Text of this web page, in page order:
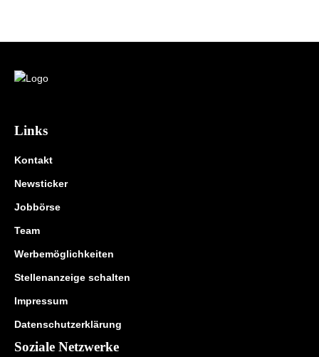
Links
Kontakt
Newsticker
Jobbörse
Team
Werbemöglichkeiten
Stellenanzeige schalten
Impressum
Datenschutzerklärung
Soziale Netzwerke